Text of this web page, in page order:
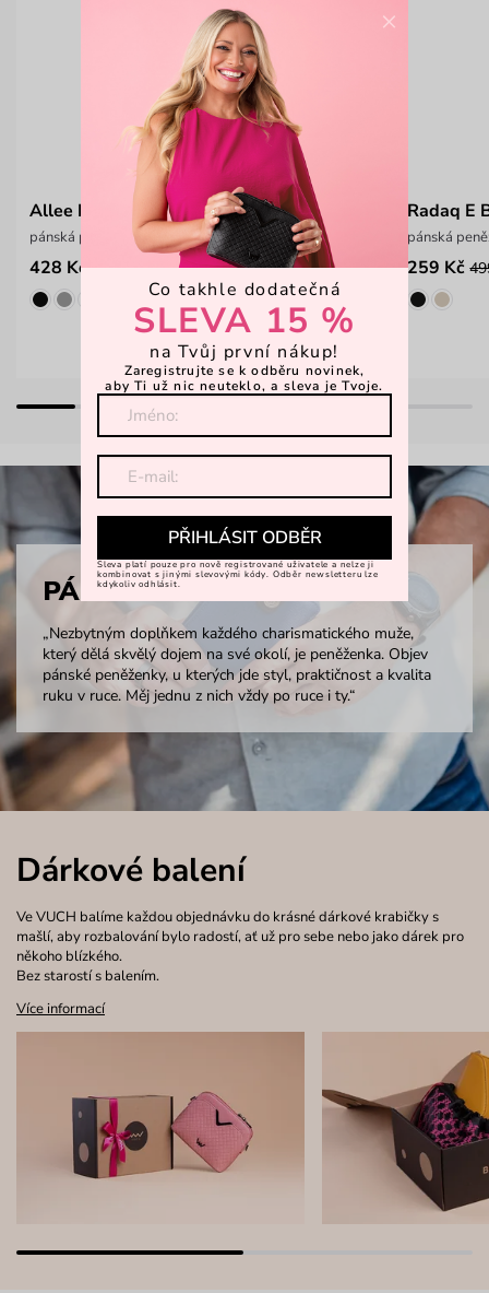
Allee Blue
pánská peněženka z odolného materiálu
428 Kč 549 Kč
Radaq E
pánská
259 Kč
PÁNSKÉ PENĚŽENKY
„Nezbytným doplňkem každého charismatického muže,
který dělá skvělý dojem na své okolí, je peněženka. Objev
pánské peněženky, u kterých jde styl, praktičnost a kvalita
ruku v ruce. Měj jednu z nich vždy po ruce i ty.“
Dárkové balení
Ve VUCH balíme každou objednávku do krásné dárkové krabičky s
mašlí, aby rozbalování bylo radostí, ať už pro sebe nebo jako dárek pro
někoho blízkého.
Bez starostí s balením.
Více informací
×
Co takhle dodatečná
SLEVA 15 %
na Tvůj první nákup!
Zaregistrujte se k odběru novinek,
aby Ti už nic neuteklo, a sleva je Tvoje.
PŘIHLÁSIT ODBĚR
Sleva platí pouze pro nově registrované uživatele a nelze ji
kombinovat s jinými slevovými kódy. Odběr newsletteru lze
kdykoliv odhlásit.